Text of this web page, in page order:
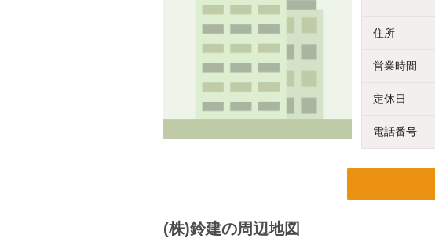
住所
営業時間
定休日
電話番号
(株)鈴建の周辺地図